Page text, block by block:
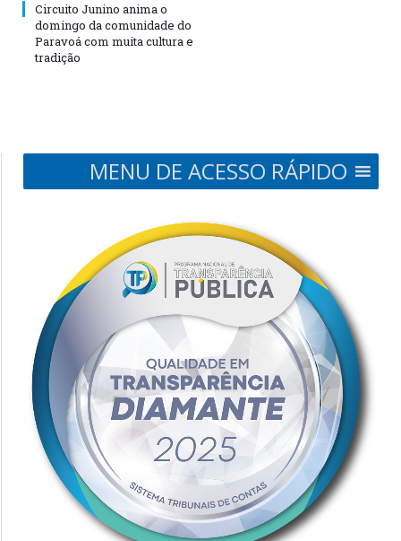
Circuito Junino anima o
domingo da comunidade do
Paravoá com muita cultura e
tradição
MENU DE ACESSO RÁPIDO